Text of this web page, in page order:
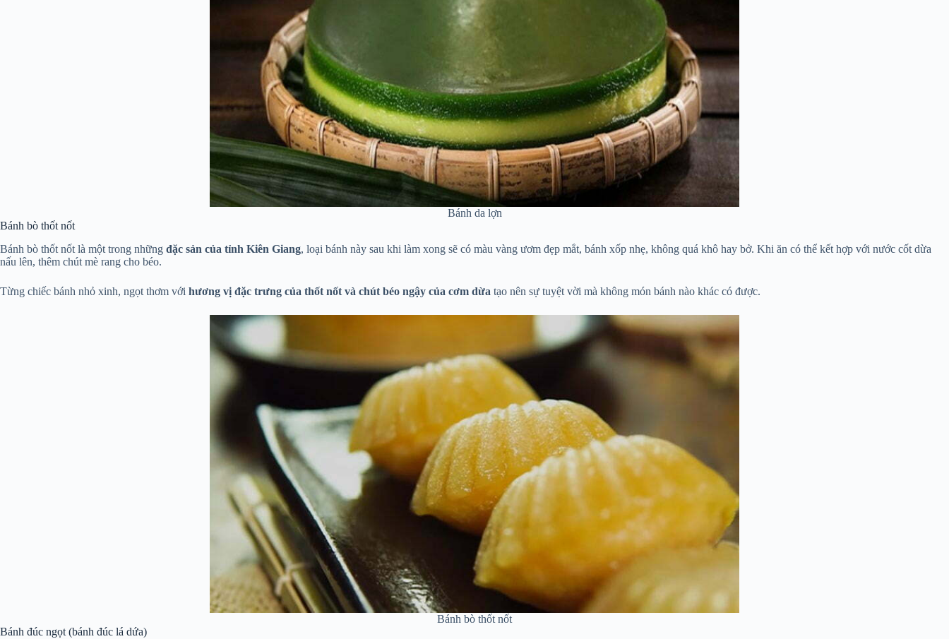
Bánh da lợn
Bánh bò thốt nốt
Bánh bò thốt nốt là một trong những đặc sản của tỉnh Kiên Giang, loại bánh này sau khi làm xong sẽ có màu vàng ươm đẹp mắt, bánh xốp nhẹ, không quá khô hay bở. Khi ăn có thể kết hợp với nước cốt dừa
nấu lên, thêm chút mè rang cho béo.
Từng chiếc bánh nhỏ xinh, ngọt thơm với hương vị đặc trưng của thốt nốt và chút béo ngậy của cơm dừa tạo nên sự tuyệt vời mà không món bánh nào khác có được.
Bánh bò thốt nốt
Bánh đúc ngọt (bánh đúc lá dứa)